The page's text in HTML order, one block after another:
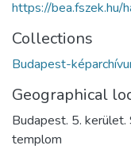
https://
Collections
Budapest-
Geographical
Budapest. 5.
templom